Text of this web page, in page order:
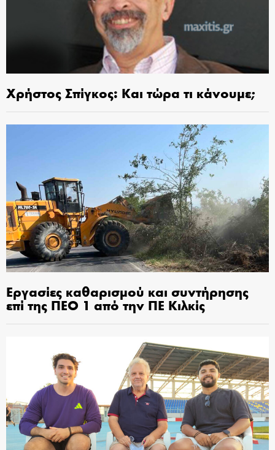
Χρήστος Σπίγκος: Και τώρα τι κάνουμε;
Εργασίες καθαρισμού και συντήρησης
επί της ΠΕΟ 1 από την ΠΕ Κιλκίς